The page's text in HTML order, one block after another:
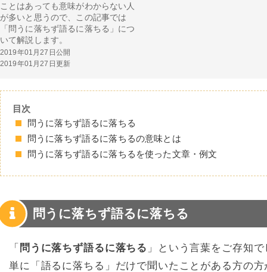
ことはあっても意味がわからない人
が多いと思うので、この記事では
「問うに落ちず語るに落ちる」につ
いて解説します。
2019年01月27日公開
2019年01月27日更新
目次
問うに落ちず語るに落ちる
問うに落ちず語るに落ちるの意味とは
問うに落ちず語るに落ちるを使った文章・例文
問うに落ちず語るに落ちる
「 問うに落ちず語るに落ちる 」という言葉をご存知
単に「語るに落ちる」だけで聞いたことがある方の